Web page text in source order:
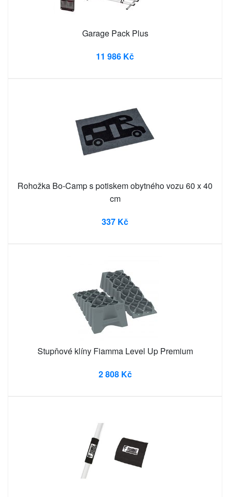
Garage Pack Plus
11 986 Kč
Rohožka Bo-Camp s potiskem obytného vozu 60 x 40
cm
337 Kč
Stupňové klíny Fiamma Level Up Premium
2 808 Kč